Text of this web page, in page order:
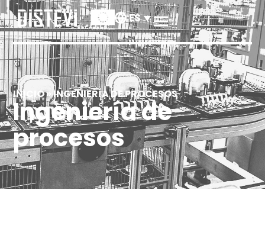
ES
INICIO»INGENIERÍA DE PROCESOS
Ingeniería de
procesos